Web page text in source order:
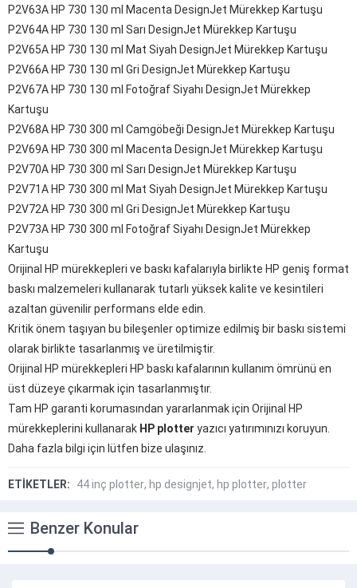
P2V63A HP 730 130 ml Macenta DesignJet Mürekkep Kartuşu
P2V64A HP 730 130 ml Sarı DesignJet Mürekkep Kartuşu
P2V65A HP 730 130 ml Mat Siyah DesignJet Mürekkep Kartuşu
P2V66A HP 730 130 ml Gri DesignJet Mürekkep Kartuşu
P2V67A HP 730 130 ml Fotoğraf Siyahı DesignJet Mürekkep
Kartuşu
P2V68A HP 730 300 ml Camgöbeği DesignJet Mürekkep Kartuşu
P2V69A HP 730 300 ml Macenta DesignJet Mürekkep Kartuşu
P2V70A HP 730 300 ml Sarı DesignJet Mürekkep Kartuşu
P2V71A HP 730 300 ml Mat Siyah DesignJet Mürekkep Kartuşu
P2V72A HP 730 300 ml Gri DesignJet Mürekkep Kartuşu
P2V73A HP 730 300 ml Fotoğraf Siyahı DesignJet Mürekkep
Kartuşu
Orijinal HP mürekkepleri ve baskı kafalarıyla birlikte HP geniş format
baskı malzemeleri kullanarak tutarlı yüksek kalite ve kesintileri
azaltan güvenilir performans elde edin.
Kritik önem taşıyan bu bileşenler optimize edilmiş bir baskı sistemi
olarak birlikte tasarlanmış ve üretilmiştir.
Orijinal HP mürekkepleri HP baskı kafalarının kullanım ömrünü en
üst düzeye çıkarmak için tasarlanmıştır.
Tam HP garanti korumasından yararlanmak için Orijinal HP
mürekkeplerini kullanarak HP plotter yazıcı yatırımınızı koruyun.
Daha fazla bilgi için lütfen bize ulaşınız.
ETİKETLER: 44 inç plotter, hp designjet, hp plotter, plotter
Benzer Konular